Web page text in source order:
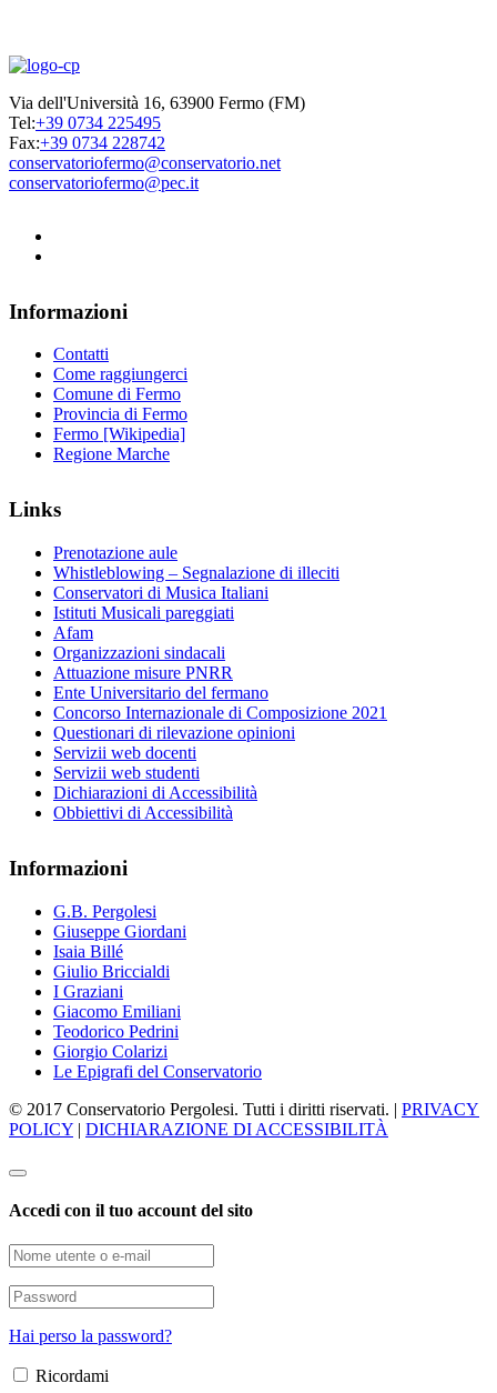
Via dell'Università 16, 63900 Fermo (FM)
Tel:+39 0734 225495
Fax:+39 0734 228742
conservatoriofermo@conservatorio.net
conservatoriofermo@pec.it
Informazioni
Contatti
Come raggiungerci
Comune di Fermo
Provincia di Fermo
Fermo [Wikipedia]
Regione Marche
Links
Prenotazione aule
Whistleblowing – Segnalazione di illeciti
Conservatori di Musica Italiani
Istituti Musicali pareggiati
Afam
Organizzazioni sindacali
Attuazione misure PNRR
Ente Universitario del fermano
Concorso Internazionale di Composizione 2021
Questionari di rilevazione opinioni
Servizii web docenti
Servizii web studenti
Dichiarazioni di Accessibilità
Obbiettivi di Accessibilità
Informazioni
G.B. Pergolesi
Giuseppe Giordani
Isaia Billé
Giulio Briccialdi
I Graziani
Giacomo Emiliani
Teodorico Pedrini
Giorgio Colarizi
Le Epigrafi del Conservatorio
© 2017 Conservatorio Pergolesi. Tutti i diritti riservati. | PRIVACY
POLICY | DICHIARAZIONE DI ACCESSIBILITÀ
Accedi con il tuo account del sito
Hai perso la password?
Ricordami